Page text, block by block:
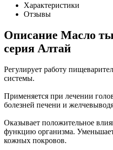
Характеристики
Отзывы
Описание Масло
серия Алтай
Регулирует работу
системы.
Применяется при лечении
болезней печени и
Оказывает положительное
функцию организма.
кожных покровов.